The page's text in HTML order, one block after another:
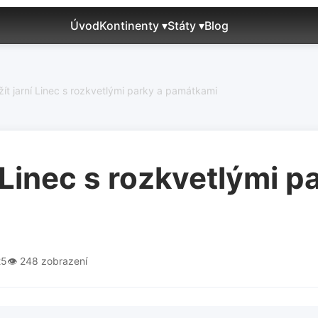
ÚvodKontinenty ▾Státy ▾Blog
jarní Linec s rozkvetlými parky a památkami
s rozkvetlými
👁️ 248 zobrazení